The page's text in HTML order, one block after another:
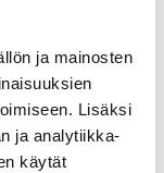
ja mainosten
Lisäksi
ja analytiikka-
käytät